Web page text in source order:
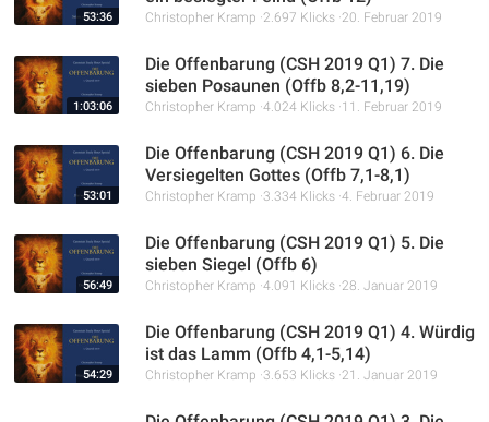
53:36 Christopher Kramp 2.697 Klicks 20. Februar 2019
1:03:06
Die Offenbarung (CSH 2019 Q1) 7. Die
sieben Posaunen (Offb 8,2-11,19)
Christopher Kramp 4.024 Klicks 11. Februar 2019
53:01
Die Offenbarung (CSH 2019 Q1) 6. Die
Versiegelten Gottes (Offb 7,1-8,1)
Christopher Kramp 3.334 Klicks 4. Februar 2019
56:49
Die Offenbarung (CSH 2019 Q1) 5. Die
sieben Siegel (Offb 6)
Christopher Kramp 4.091 Klicks 28. Januar 2019
54:29
Die Offenbarung (CSH 2019 Q1) 4. Würdig
ist das Lamm (Offb 4,1-5,14)
Christopher Kramp 3.653 Klicks 21. Januar 2019